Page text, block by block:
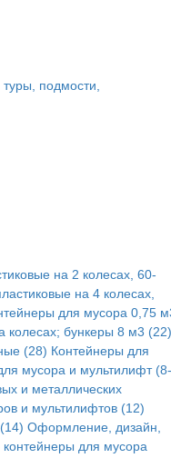
подмости,
на 2 колесах, 60-
на 4 колесах,
для мусора 0,75
бункеры 8 м3 (22)
(28) Контейнеры для
мусора и мультилифт (8-
и металлических
и мультилифтов (12)
Оформление, дизайн,
контейнеры для мусора